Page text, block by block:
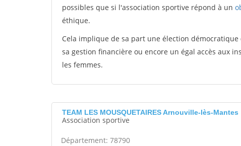
possibles que si l'association sportive répond à un
éthique.
Cela implique de sa part une élection
sa gestion financière ou encore un égal accès aux
les femmes.
TEAM LES MOUSQUETAIRES Arnouville-lès-Mantes
Association sportive
Département: 78790